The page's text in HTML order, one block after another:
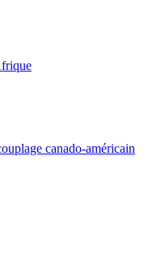
canado-américain